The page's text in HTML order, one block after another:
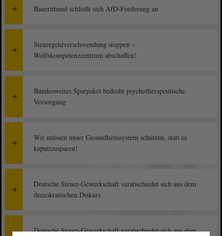
Bauernbund schließt sich AfD-Forderung an
Steuergeldverschwendung stoppen –
Wolfskompetenzzentrum abschaffen!
Bundesweites Sparpaket bedroht psychotherapeutische
Versorgung
Wir müssen unser Gesundheitssystem schützen, statt es
kaputtzusparen!
Deutsche Steuer-Gewerkschaft verabschiedet sich aus dem
demokratischen Diskurs
Deutsche Steuer-Gewerkschaft verabschiedet sich aus dem